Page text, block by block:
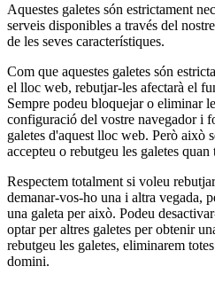
Aquestes galetes són estrictament
serveis disponibles a través del
de les seves característiques.
Com que aquestes galetes són
el lloc web, rebutjar-les afectarà el
Sempre podeu bloquejar o eliminar
configuració del vostre navegador i
galetes d'aquest lloc web. Però això
accepteu o rebutgeu les galetes
Respectem totalment si voleu
demanar-vos-ho una i altra vegada,
una galeta per això. Podeu
optar per altres galetes per obtenir
rebutgeu les galetes, eliminarem
domini.